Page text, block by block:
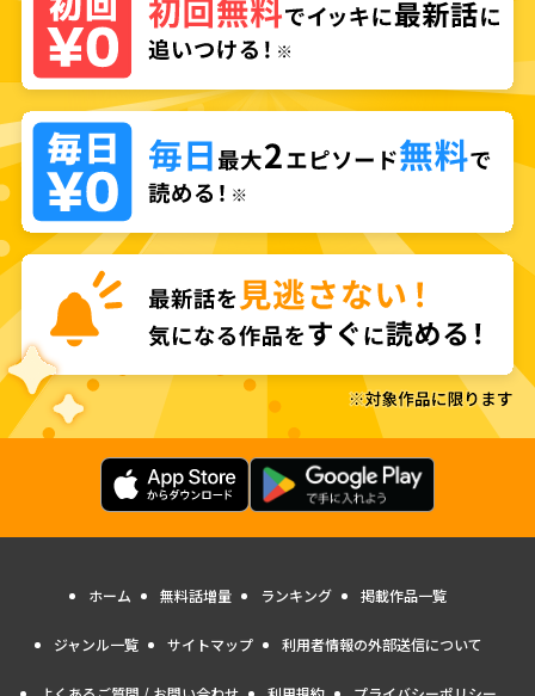
ホーム 無料話増量 ランキング 掲載作品一覧
ジャンル一覧 サイトマップ 利用者情報の外部送信について